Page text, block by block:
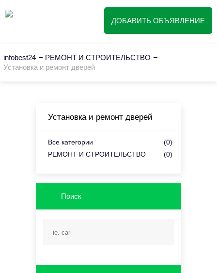
ДОБАВИТЬ ОБЪЯВЛЕНИЕ
infobest24
РЕМОНТ И СТРОИТЕЛЬСТВО
Установка и ремонт дверей
Установка и ремонт дверей
Все категории
(0)
РЕМОНТ И СТРОИТЕЛЬСТВО
(0)
Поиск